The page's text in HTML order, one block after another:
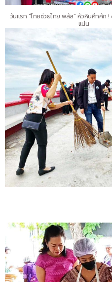
วันแรก “ไทยช่วยไทย พลัส” หัวหินคึกคัก !
แน่น